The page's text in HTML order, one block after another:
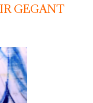
GEGANT